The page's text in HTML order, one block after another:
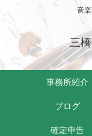
音
三
事務所紹介
ブログ
確定申告